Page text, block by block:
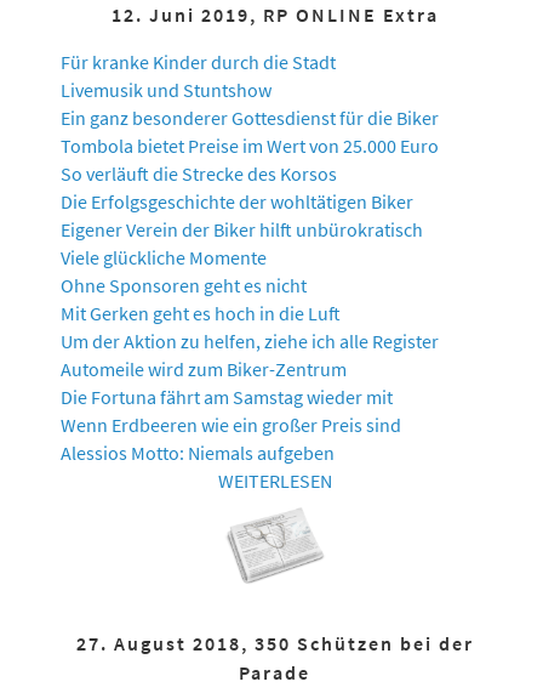
12. Juni 2019, RP ONLINE Extra
Für kranke Kinder durch die Stadt
Livemusik und Stuntshow
Ein ganz besonderer Gottesdienst für die Biker
Tombola bietet Preise im Wert von 25.000 Euro
So verläuft die Strecke des Korsos
Die Erfolgsgeschichte der wohltätigen Biker
Eigener Verein der Biker hilft unbürokratisch
Viele glückliche Momente
Ohne Sponsoren geht es nicht
Mit Gerken geht es hoch in die Luft
Um der Aktion zu helfen, ziehe ich alle Register
Automeile wird zum Biker-Zentrum
Die Fortuna fährt am Samstag wieder mit
Wenn Erdbeeren wie ein großer Preis sind
Alessios Motto: Niemals aufgeben
WEITERLESEN
27. August 2018, 350 Schützen bei der
Parade